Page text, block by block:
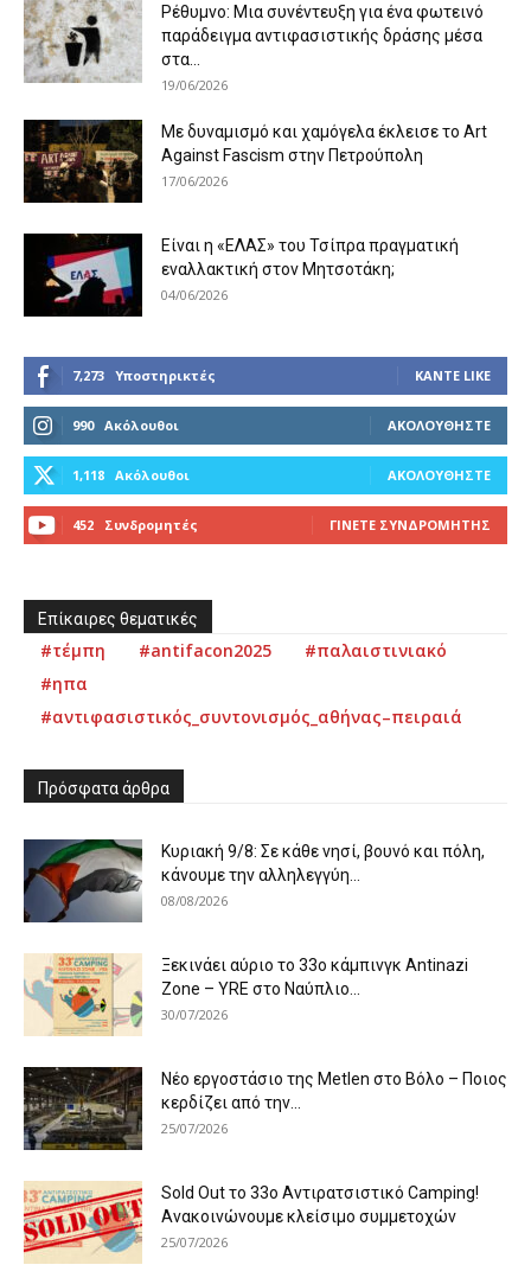
Ρέθυμνο: Μια συνέντευξη για ένα φωτεινό
παράδειγμα αντιφασιστικής δράσης μέσα
στα...
19/06/2026
Με δυναμισμό και χαμόγελα έκλεισε το Art
Against Fascism στην Πετρούπολη
17/06/2026
Είναι η «ΕΛΑΣ» του Τσίπρα πραγματική
εναλλακτική στον Μητσοτάκη;
04/06/2026
7,273 Υποστηρικτές ΚΆΝΤΕ LIKE
990 Ακόλουθοι ΑΚΟΛΟΥΘΉΣΤΕ
1,118 Ακόλουθοι ΑΚΟΛΟΥΘΉΣΤΕ
452 Συνδρομητές ΓΊΝΕΤΕ ΣΥΝΔΡΟΜΗΤΉΣ
Επίκαιρες θεματικές
#τέμπη #antifacon2025
#παλαιστινιακό
#ηπα
#αντιφασιστικός_συντονισμός_αθήνας–πειραιά
Πρόσφατα άρθρα
Κυριακή 9/8: Σε κάθε νησί, βουνό και πόλη,
κάνουμε την αλληλεγγύη...
08/08/2026
Ξεκινάει αύριο το 33ο κάμπινγκ Antinazi
Zone – YRE στο Ναύπλιο...
30/07/2026
Νέο εργοστάσιο της Metlen στο Βόλο – Ποιος
κερδίζει από την...
25/07/2026
Sold Out το 33ο Αντιρατσιστικό Camping!
Ανακοινώνουμε κλείσιμο συμμετοχών
25/07/2026